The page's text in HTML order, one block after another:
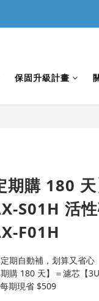
保固升級計畫
期購 180
S01H 活
F01H
期自動補，划算又省心
購 180 天】＝濾芯【
💰 每期現省 $509